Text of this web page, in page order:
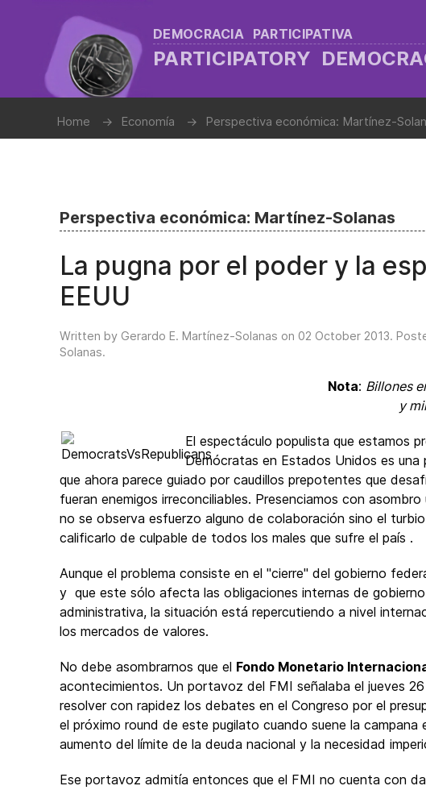
DEMOCRACIA PARTICIPATIVA
PARTICIPATORY
Home Economía Perspectiva económica: Martínez-
Perspectiva económica: Martínez-Solanas
La pugna por el poder y la
EEUU
Written by Gerardo E. Martínez-Solanas on 02 October 2013.
Solanas.
Nota: Billones
y
El espectáculo populista que estamos
Demócratas en Estados Unidos es una
que ahora parece guiado por caudillos prepotentes que
fueran enemigos irreconciliables. Presenciamos con
no se observa esfuerzo alguno de colaboración sino el
calificarlo de culpable de todos los males que sufre el país .
Aunque el problema consiste en el "cierre" del gobierno
y que este sólo afecta las obligaciones internas de
administrativa, la situación está repercutiendo a nivel
los mercados de valores.
No debe asombrarnos que el Fondo Monetario
acontecimientos. Un portavoz del FMI señalaba el jueves
resolver con rapidez los debates en el Congreso por el
el próximo round de este pugilato cuando suene la
aumento del límite de la deuda nacional y la necesidad
Ese portavoz admitía entonces que el FMI no cuenta con